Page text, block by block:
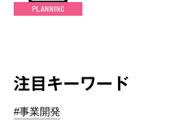
注目キーワード
#事業開発